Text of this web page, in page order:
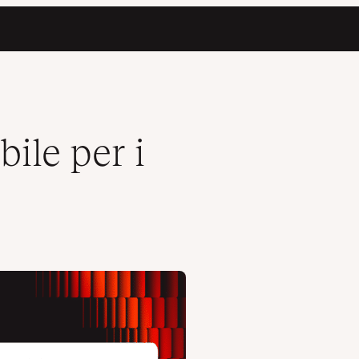
per i